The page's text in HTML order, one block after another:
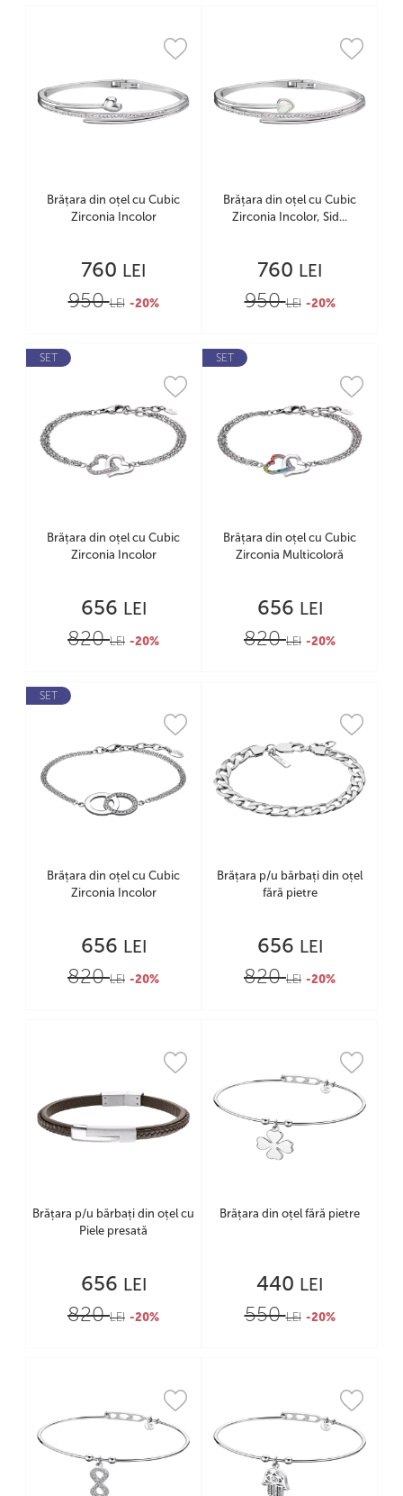
Brățara din oțel cu Cubic
Zirconia Incolor
760 LEI
950LEI -20%
Brățara din oțel cu Cubic
Zirconia Incolor, Sid...
760 LEI
950LEI -20%
SET
Brățara din oțel cu Cubic
Zirconia Incolor
656 LEI
820LEI -20%
SET
Brățara din oțel cu Cubic
Zirconia Multicoloră
656 LEI
820LEI -20%
SET
Brățara din oțel cu Cubic
Zirconia Incolor
656 LEI
820LEI -20%
Brățara p/u bărbați din oțel
fără pietre
656 LEI
820LEI -20%
Brățara p/u bărbați din oțel cu
Piele presată
656 LEI
820LEI -20%
Brățara din oțel fără pietre
440 LEI
550LEI -20%